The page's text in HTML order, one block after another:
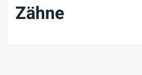
Zähne